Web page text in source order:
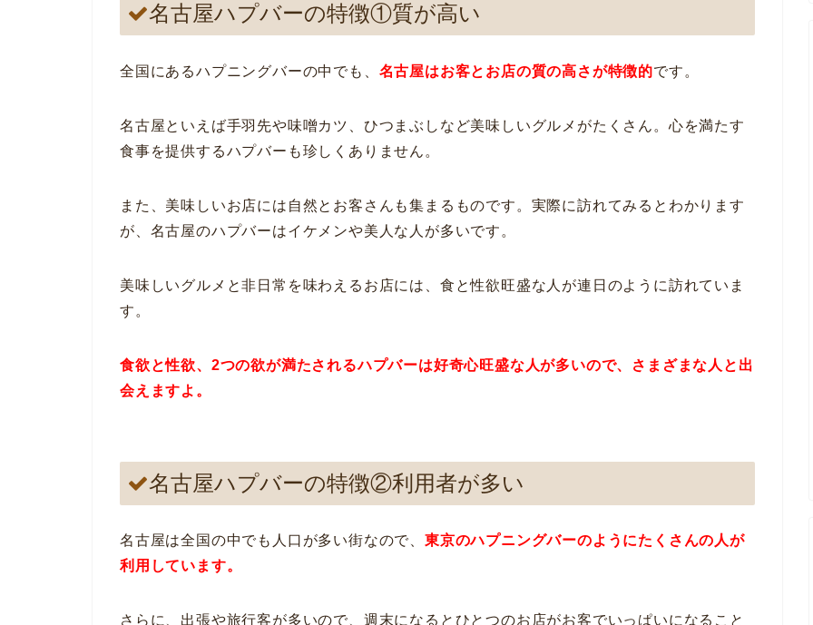
名古屋ハプバーの特徴①質が高い
全国にあるハプニングバーの中でも、 名古屋はお客とお店の質の高さが特徴的です。
名古屋といえば手羽先や味噌カツ、ひつまぶしなど美味しいグルメがたくさん。心を満たす
食事を提供するハプバーも珍しくありません。
また、美味しいお店には自然とお客さんも集まるものです。実際に訪れてみるとわかります
が、名古屋のハプバーはイケメンや美人な人が多いです。
美味しいグルメと非日常を味わえるお店には、食と性欲旺盛な人が連日のように訪れていま
す。
食欲と性欲、2つの欲が満たされるハプバーは好奇心旺盛な人が多いので、さまざまな人と出
会えますよ。
名古屋ハプバーの特徴②利用者が多い
名古屋は全国の中でも人口が多い街なので、 東京のハプニングバーのようにたくさんの人が
利用しています。
さらに、出張や旅行客が多いので、週末になるとひとつのお店がお客でいっぱいになること